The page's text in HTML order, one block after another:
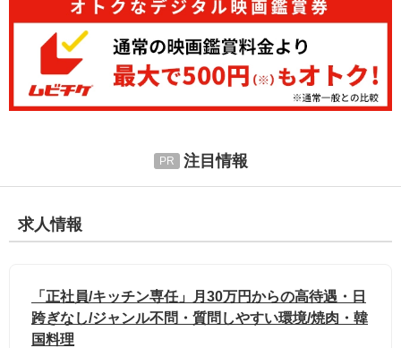
注目情報
求人情報
「正社員/キッチン専任」月30万円からの高待遇・日
跨ぎなし/ジャンル不問・質問しやすい環境/焼肉・韓
国料理